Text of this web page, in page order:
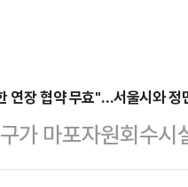
연장 협약 무효"…서울시와
가 마포자원회수
있다. 서울시는